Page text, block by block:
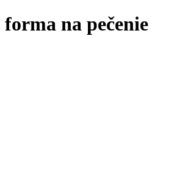
forma na pečenie